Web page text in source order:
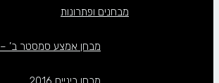
מבחנים ופתרונות
מבחן אמצע סמסטר ב’ – 2015